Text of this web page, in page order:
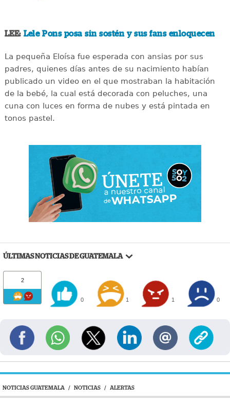
LEE: Lele Pons posa sin sostén y sus fans enloquecen
La pequeña Eloísa fue esperada con ansias por sus
padres, quienes días antes de su nacimiento habían
publicado un video en el que mostraban la habitación
de la bebé, la cual está decorada con peluches, una
cuna con luces en forma de nubes y está pintada en
tonos pastel.
ÚLTIMAS NOTICIAS DE GUATEMALA
2
0 1 1 0
NOTICIAS GUATEMALA / NOTICIAS / ALERTAS